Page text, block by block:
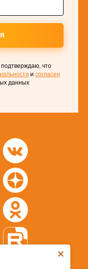
что
и согласен
данных